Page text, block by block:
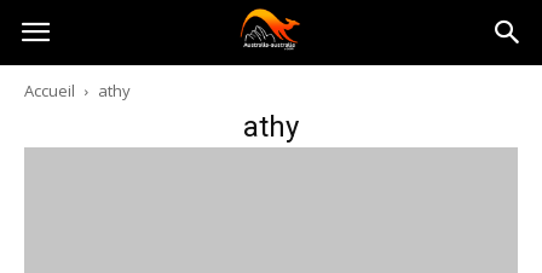
Australia-
australie.com
Accueil athy
athy